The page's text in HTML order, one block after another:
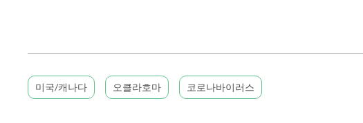
미국/캐나다 오클라호마 코로나바이러스